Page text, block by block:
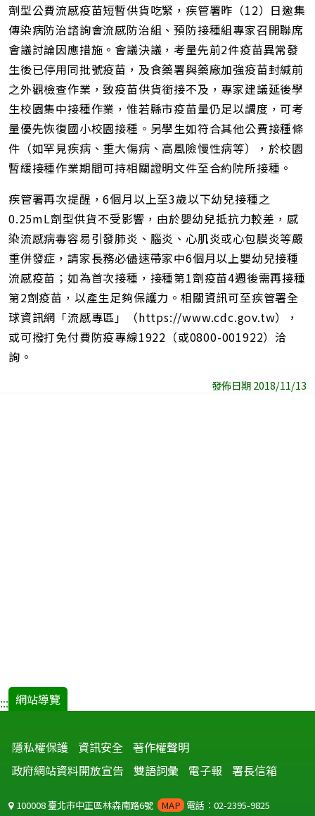
劑型公費流感疫苗短暫供貨吃緊，疾管署昨（12）日邀集
傳染病防治諮詢會流感防治組、預防接種組專家召開聯席
會議討論因應措施。會議決議，考量先前2件疫苗異常發
生後已停用同批號疫苗，及食藥署與藥廠加強疫苗封緘前
之外觀檢查作業，致疫苗供貨銜接不及，專家建議延後學
生校園集中接種作業，惟若縣市疫苗量仍足以調度，可考
量優先恢復國小校園接種。另學生如符合其他公費接種條
件（如罕見疾病、重大傷病、高風險慢性病等），於校園
暫緩接種作業期間可持相關證明文件至合約院所接種。
疾管署再次提醒，6個月以上至3歲以下幼兒接種之
0.25mL劑型供貨不受影響，由於嬰幼兒抵抗力較差，感
染流感病毒容易引發肺炎、腦炎、心肌炎或心包膜炎等嚴
重併發症，請家長務必儘速帶家中6個月以上嬰幼兒接種
流感疫苗；如為首次接種，接種第1劑疫苗4週後需再接種
第2劑疫苗，以產生足夠保護力。相關資訊可至疾管署全
球資訊網「流感專區」（https://www.cdc.gov.tw），
或可撥打免付費防疫專線1922（或0800-001922）洽
詢。
發佈日期 2018/11/13
::: 網站導覽
隱私權保護 資訊安全 著作權聲明
政府網站資料開放宣告
雙語詞彙 電子報 署長信箱
100008 臺北市中正區林森南路6號 MAP 電話：02-2395-9825